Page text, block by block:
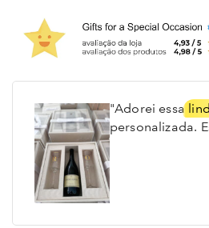
"Adorei essa
personalizada.